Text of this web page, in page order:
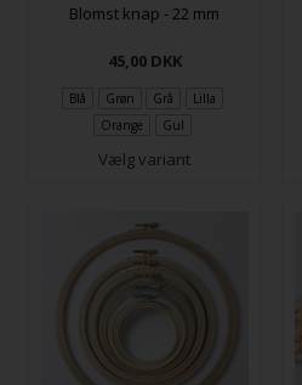
Blomst knap - 22 mm
45,00 DKK
Blå Grøn Grå
Lilla
Orange
Gul
Vælg variant